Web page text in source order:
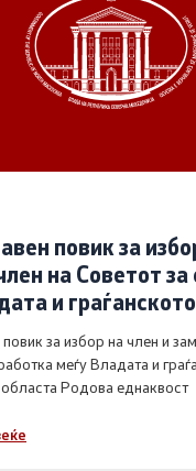
здружение
и граѓанскиот
за иницијативи на
повик за
на Советот за
и
Родова
за избор на член и
меѓу Владата и
Родова еднаквост